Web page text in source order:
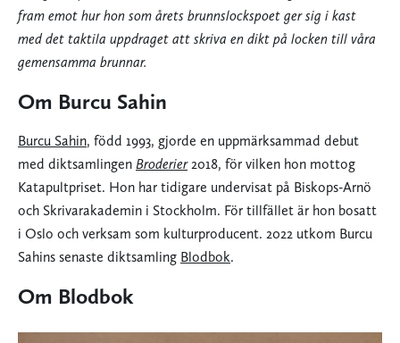
fram emot hur hon som årets brunnslockspoet ger sig i kast
med det taktila uppdraget att skriva en dikt på locken till våra
gemensamma brunnar.
Om Burcu Sahin
Burcu Sahin, född 1993, gjorde en uppmärksammad debut
med diktsamlingen Broderier2018, för vilken hon mottog
Katapultpriset. Hon har tidigare undervisat på Biskops-Arnö
och Skrivarakademin i Stockholm. För tillfället är hon bosatt
i Oslo och verksam som kulturproducent. 2022 utkom Burcu
Sahins senaste diktsamling Blodbok.
Om Blodbok